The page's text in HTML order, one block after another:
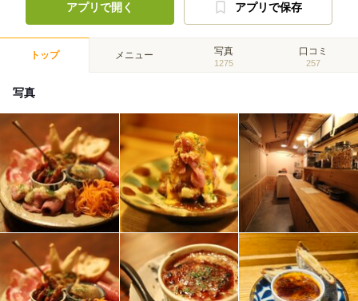
アプリで開く アプリで保存
トップ メニュー 写真
1275
口コミ
257
写真